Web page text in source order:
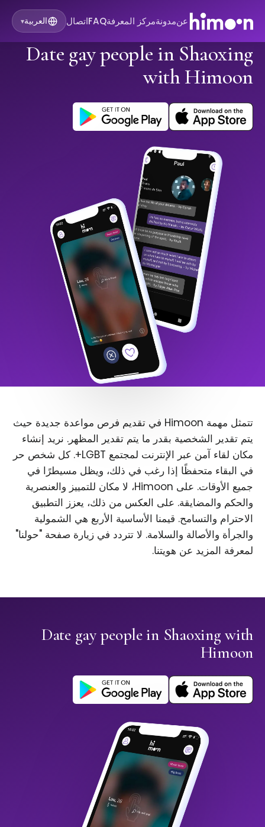
عنمدونةمركز المعرفةFAQاتصال العربية▾
Date gay people in Shaoxing
with Himoon
تتمثل مهمة Himoon في تقديم فرص مواعدة جديدة حيث
يتم تقدير الشخصية بقدر ما يتم تقدير المظهر. نريد إنشاء
مكان لقاء آمن عبر الإنترنت لمجتمع LGBT+. كل شخص حر
في البقاء متحفظًا إذا رغب في ذلك، ويظل مسيطرًا في
جميع الأوقات. على Himoon، لا مكان للتمييز والعنصرية
والحكم والمضايقة. على العكس من ذلك، يعزز التطبيق
الاحترام والتسامح. قيمنا الأساسية الأربع هي الشمولية
والجرأة والأصالة والسلامة. لا تتردد في زيارة صفحة "حولنا"
لمعرفة المزيد عن هويتنا.
Date gay people in Shaoxing with
Himoon